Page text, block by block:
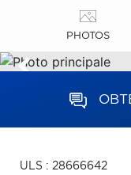
PHOTOS
ULS : 28666642